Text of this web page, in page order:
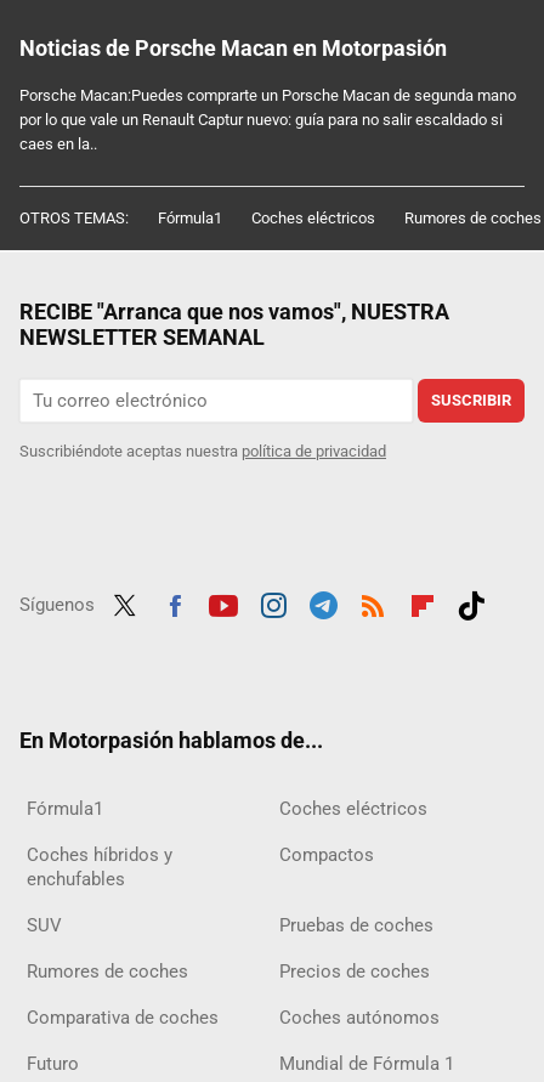
Noticias de Porsche Macan en Motorpasión
Porsche Macan:Puedes comprarte un Porsche Macan de segunda mano
por lo que vale un Renault Captur nuevo: guía para no salir escaldado si
caes en la..
OTROS TEMAS: Fórmula1 Coches eléctricos Rumores de coches
RECIBE "Arranca que nos vamos", NUESTRA
NEWSLETTER SEMANAL
SUSCRIBIR
Suscribiéndote aceptas nuestra política de privacidad
Síguenos
En Motorpasión hablamos de...
Fórmula1 Coches eléctricos
Coches híbridos y
enchufables
Compactos
SUV Pruebas de coches
Rumores de coches Precios de coches
Comparativa de coches Coches autónomos
Futuro Mundial de Fórmula 1